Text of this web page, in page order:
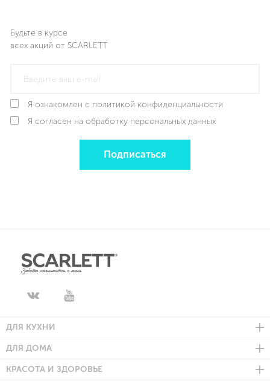
Будьте в курсе
всех акций от SCARLETT
Я ознакомлен с политикой конфиденциальности
Я согласен на обработку персональных данных
Подписаться
ДЛЯ КУХНИ
ДЛЯ ДОМА
КРАСОТА И ЗДОРОВЬЕ